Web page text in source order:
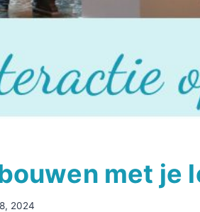
met je
2024